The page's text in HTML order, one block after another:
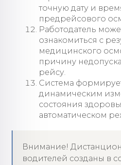
точную дату и
предрейсового
Работодатель
ознакомиться с
медицинского
причину
рейсу.
Система
динамическим
состояния
автоматическом
Внимание!
водителей созданы в